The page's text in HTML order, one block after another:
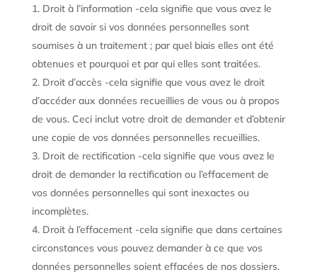
Droit à l’information -cela signifie que vous avez le
droit de savoir si vos données personnelles sont
soumises à un traitement ; par quel biais elles ont été
obtenues et pourquoi et par qui elles sont traitées.
Droit d’accès -cela signifie que vous avez le droit
d’accéder aux données recueillies de vous ou à propos
de vous. Ceci inclut votre droit de demander et d’obtenir
une copie de vos données personnelles recueillies.
Droit de rectification -cela signifie que vous avez le
droit de demander la rectification ou l’effacement de
vos données personnelles qui sont inexactes ou
incomplètes.
Droit à l’effacement -cela signifie que dans certaines
circonstances vous pouvez demander à ce que vos
données personnelles soient effacées de nos dossiers.